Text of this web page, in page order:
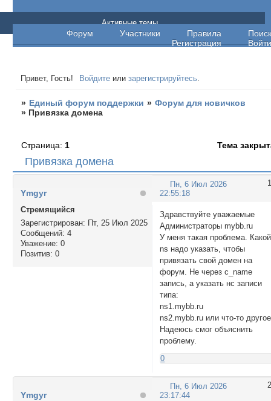
Единый форум поддержки
Форум Участники Правила
Поиск
Регистрация
Войти
Активные темы
Привет, Гость! Войдите илизарегистрируйтесь.
» Единый форум поддержки » Форум для новичков
» Привязка домена
Привязка домена
Страница: 1 Тема
1
Пн, 6 Июл 2026
22:55:18
Ymgyr
Стремящийся
Зарегистрирован: Пт, 25 Июл 2025
Сообщений: 4
Уважение: 0
Позитив: 0
Здравствуйте уважаемые
Администраторы mybb.ru
У меня такая проблема. Какой
ns надо указать, чтобы
привязать свой домен на
форум. Не через c_name
запись, а указать нс записи
типа:
ns1.mybb.ru
ns2.mybb.ru или что-то
Надеюсь смог объяснить
проблему.
0
2
Пн, 6 Июл 2026
23:17:44
Ymgyr